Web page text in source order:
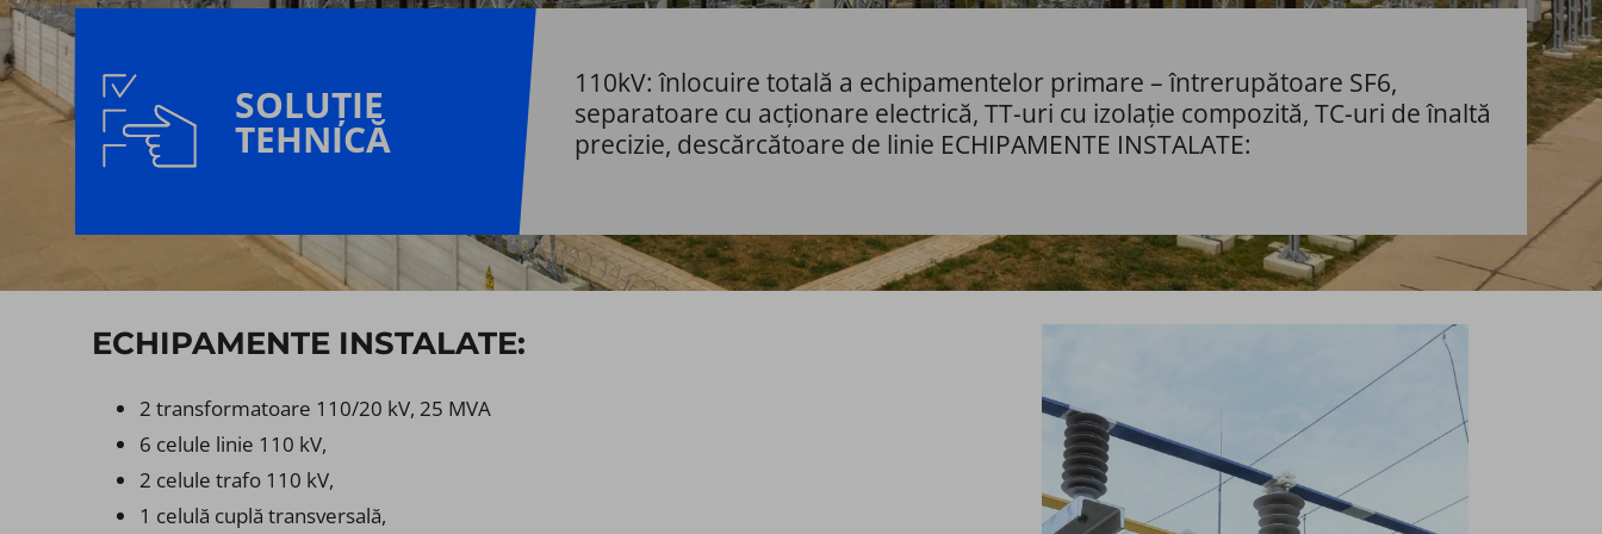
SOLUȚIE
TEHNICĂ
110kV: înlocuire totală a echipamentelor primare – întrerupătoare SF6,
separatoare cu acționare electrică, TT-uri cu izolație compozită, TC-uri de înaltă
precizie, descărcătoare de linie ECHIPAMENTE INSTALATE:
ECHIPAMENTE INSTALATE:
2 transformatoare 110/20 kV, 25 MVA
6 celule linie 110 kV,
2 celule trafo 110 kV,
1 celulă cuplă transversală,